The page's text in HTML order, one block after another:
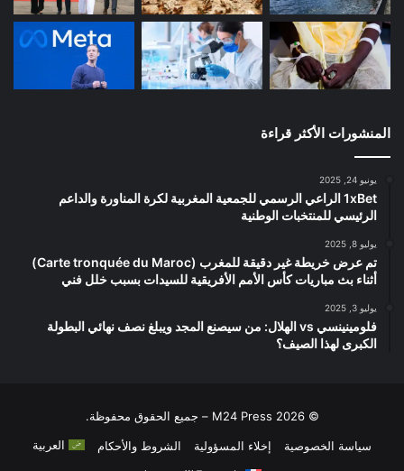
المنشورات الأكثر قراءة
يونيو 24, 2025
1xBet الراعي الرسمي للجمعية المغربية لكرة المناورة والداعم
الرئيسي للمنتخبات الوطنية
يوليو 8, 2025
تم عرض خريطة غير دقيقة للمغرب (Carte tronquée du Maroc)
أثناء بث مباريات كأس الأمم الأفريقية للسيدات بسبب خلل فني
يوليو 3, 2025
فلومينينسي vs الهلال: من سيصنع المجد ويبلغ نصف نهائي البطولة
الكبرى لهذا الصيف؟
© 2026 M24 Press – جميع الحقوق محفوظة.
سياسة الخصوصية إخلاء المسؤولية الشروط والأحكام العربية